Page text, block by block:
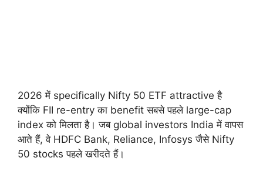
2026 में specifically Nifty 50 ETF attractive है
क्योंकि FII re-entry का benefit सबसे पहले large-cap
index को मिलता है। जब global investors India में वापस
आते हैं, वे HDFC Bank, Reliance, Infosys जैसे Nifty
50 stocks पहले खरीदते हैं।